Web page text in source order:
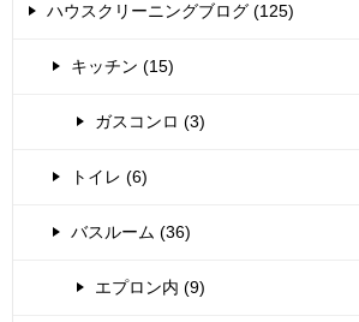
ハウスクリーニングブログ (125)
キッチン (15)
ガスコンロ (3)
トイレ (6)
バスルーム (36)
エプロン内 (9)